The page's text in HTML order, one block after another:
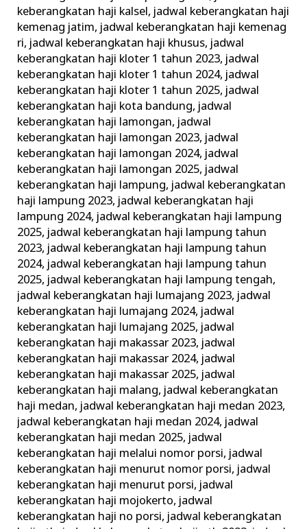
keberangkatan haji kalsel, jadwal keberangkatan haji
kemenag jatim, jadwal keberangkatan haji kemenag
ri, jadwal keberangkatan haji khusus, jadwal
keberangkatan haji kloter 1 tahun 2023, jadwal
keberangkatan haji kloter 1 tahun 2024, jadwal
keberangkatan haji kloter 1 tahun 2025, jadwal
keberangkatan haji kota bandung, jadwal
keberangkatan haji lamongan, jadwal
keberangkatan haji lamongan 2023, jadwal
keberangkatan haji lamongan 2024, jadwal
keberangkatan haji lamongan 2025, jadwal
keberangkatan haji lampung, jadwal keberangkatan
haji lampung 2023, jadwal keberangkatan haji
lampung 2024, jadwal keberangkatan haji lampung
2025, jadwal keberangkatan haji lampung tahun
2023, jadwal keberangkatan haji lampung tahun
2024, jadwal keberangkatan haji lampung tahun
2025, jadwal keberangkatan haji lampung tengah,
jadwal keberangkatan haji lumajang 2023, jadwal
keberangkatan haji lumajang 2024, jadwal
keberangkatan haji lumajang 2025, jadwal
keberangkatan haji makassar 2023, jadwal
keberangkatan haji makassar 2024, jadwal
keberangkatan haji makassar 2025, jadwal
keberangkatan haji malang, jadwal keberangkatan
haji medan, jadwal keberangkatan haji medan 2023,
jadwal keberangkatan haji medan 2024, jadwal
keberangkatan haji medan 2025, jadwal
keberangkatan haji melalui nomor porsi, jadwal
keberangkatan haji menurut nomor porsi, jadwal
keberangkatan haji menurut porsi, jadwal
keberangkatan haji mojokerto, jadwal
keberangkatan haji no porsi, jadwal keberangkatan